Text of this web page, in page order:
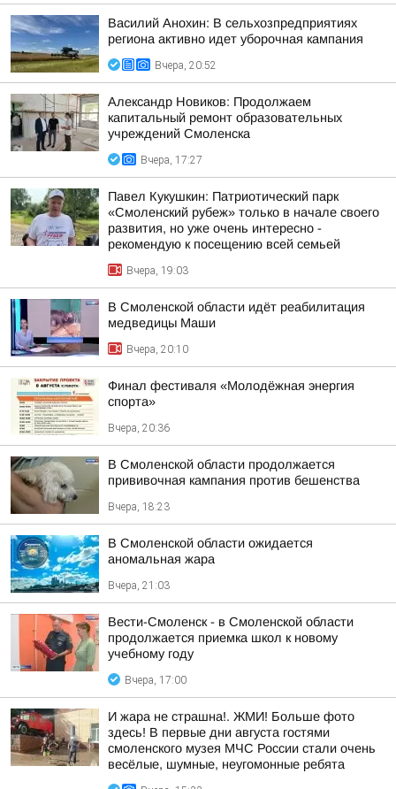
Василий Анохин: В сельхозпредприятиях
региона активно идет уборочная кампания
Вчера, 20:52
Александр Новиков: Продолжаем
капитальный ремонт образовательных
учреждений Смоленска
Вчера, 17:27
Павел Кукушкин: Патриотический парк
«Смоленский рубеж» только в начале своего
развития, но уже очень интересно -
рекомендую к посещению всей семьей
Вчера, 19:03
В Смоленской области идёт реабилитация
медведицы Маши
Вчера, 20:10
Финал фестиваля «Молодёжная энергия
спорта»
Вчера, 20:36
В Смоленской области продолжается
прививочная кампания против бешенства
Вчера, 18:23
В Смоленской области ожидается
аномальная жара
Вчера, 21:03
Вести-Смоленск - в Смоленской области
продолжается приемка школ к новому
учебному году
Вчера, 17:00
И жара не страшна!. ЖМИ! Больше фото
здесь! В первые дни августа гостями
смоленского музея МЧС России стали очень
весёлые, шумные, неугомонные ребята